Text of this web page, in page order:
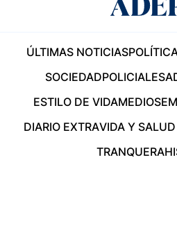
ÚLTIMAS NOTICIAS
SOCIEDADPOLICIALES
ESTILO DE VIDAMEDIOS
DIARIO EXTRAVIDA Y
TRANQUERA